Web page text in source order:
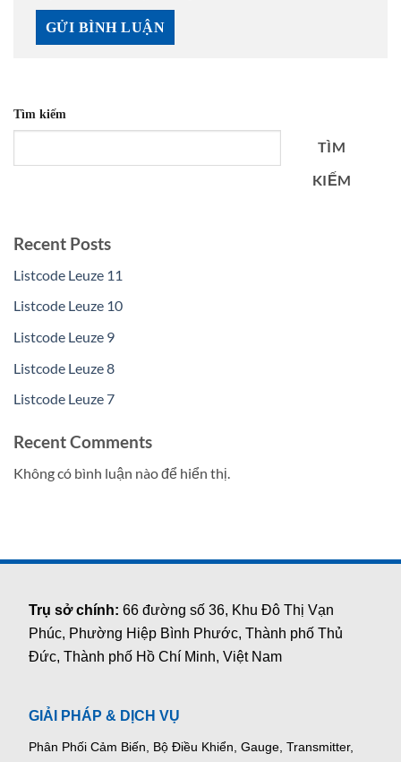
Tìm kiếm
TÌM
KIẾM
Recent Posts
Listcode Leuze 11
Listcode Leuze 10
Listcode Leuze 9
Listcode Leuze 8
Listcode Leuze 7
Recent Comments
Không có bình luận nào để hiển thị.
Trụ sở chính:66 đường số 36, Khu Đô Thị Vạn
Phúc, Phường Hiệp Bình Phước, Thành phố Thủ
Đức, Thành phố Hồ Chí Minh, Việt Nam
GIẢI PHÁP & DỊCH VỤ
Phân Phối Cảm Biến, Bộ Điều Khiển, Gauge, Transmitter,